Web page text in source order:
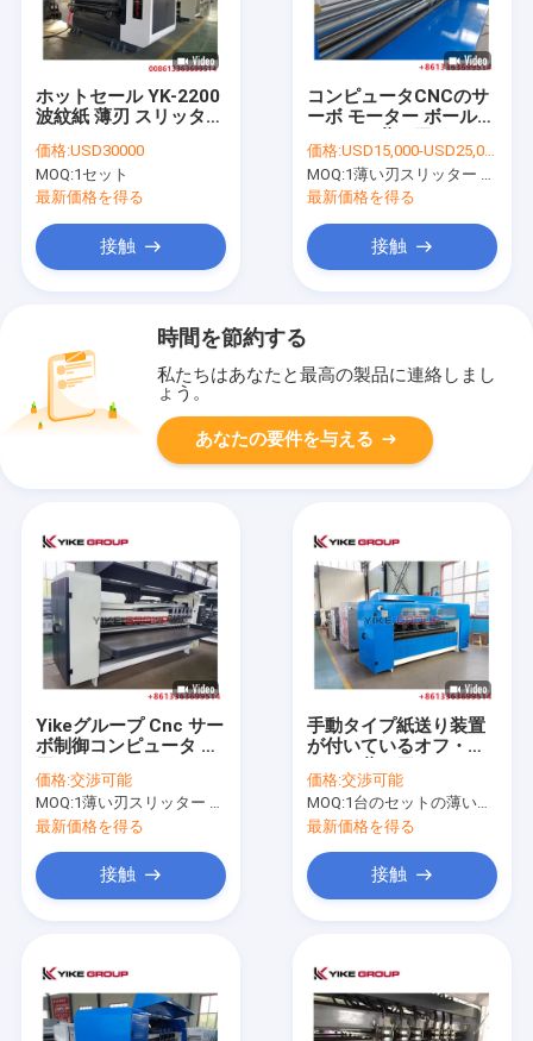
ホットセール YK-2200
波紋紙 薄刃 スリッター
価格:USD30000
MOQ:1セット
最新価格を得る
接触
コンピュータCNCのサ
ーボ モーター ボール紙
ター スコアラー機械
Creaser
価格:USD15,000-USD25,000
MOQ:1薄い刃スリッター スコアラー機械のためにセット
最新価格を得る
接触
時間を節約する
私たちはあなたと最高の製品に連絡しまし
ょう。
あなたの要件を与える
Yikeグループ Cnc サー
ボ制御コンピュータ 薄
シン
価格:交渉可能
MOQ:1薄い刃スリッター スコアラー機械のためにセット
最新価格を得る
接触
手動タイプ紙送り装置
が付いているオフ・ラ
ー スコアラー機械
価格:交渉可能
MOQ:1台のセットの薄い刃スリッター スコアラー機械
最新価格を得る
接触